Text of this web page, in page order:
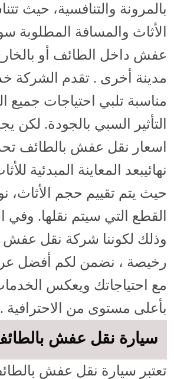
بالمرونة والتنافسية، حيث
الأثاث والمسافة المطلوبة
عفش داخل الطائف أو
مدينة أخرى . تقدم الشركة
مناسبة تلبي احتياجات جميع
التأثير السبي بالجودة. لكن
اسعار نقل عفش بالطائف
نهائيبعد المعاينة المبدئية
حيث يتم تقييم حجم الأثاث،
القطع التي سيتم نقلها. وفي
وذلك لكوننا شركة نقل عفش
رخيصة ، نضمن لكم أفضل
مع احتياجاتك ويعكس
بأعلى مستوى من الاحترافية .
سيارة نقل عفش
تعتبر سيارة نقل عفش